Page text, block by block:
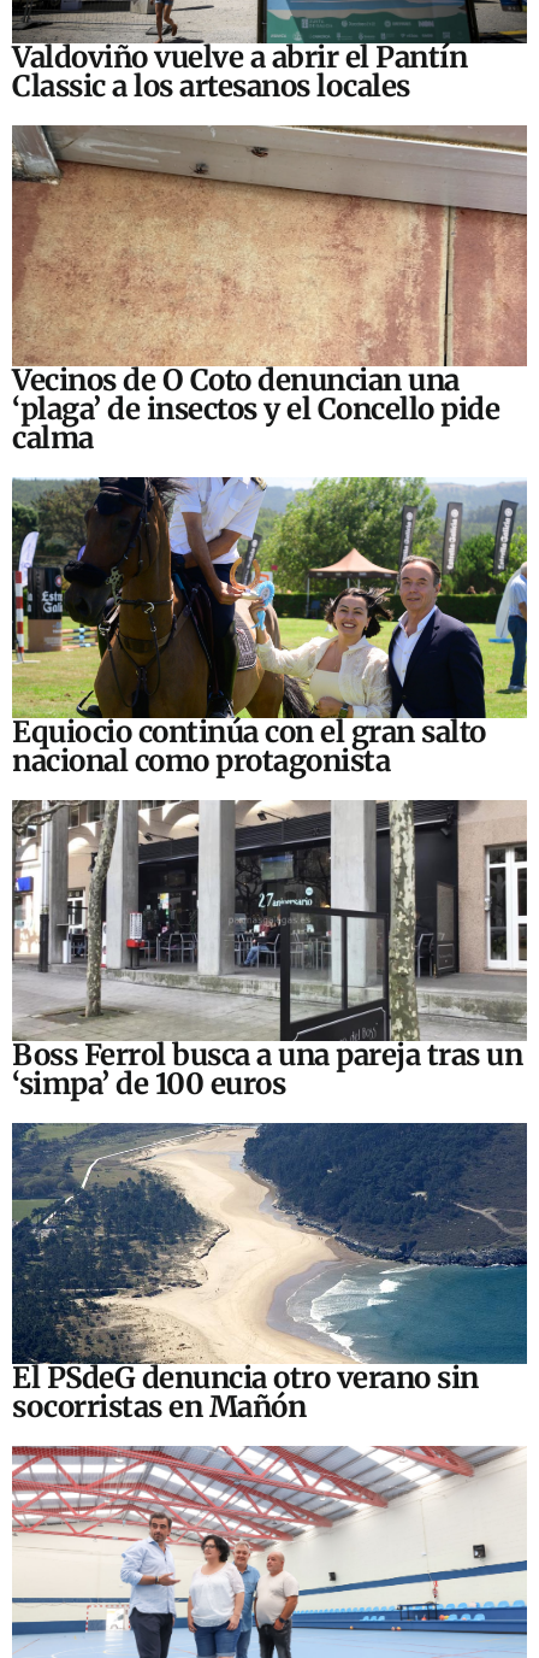
Valdoviño vuelve a abrir el Pantín
Classic a los artesanos locales
Vecinos de O Coto denuncian una
‘plaga’ de insectos y el Concello pide
calma
Equiocio continúa con el gran salto
nacional como protagonista
Boss Ferrol busca a una pareja tras un
‘simpa’ de 100 euros
El PSdeG denuncia otro verano sin
socorristas en Mañón